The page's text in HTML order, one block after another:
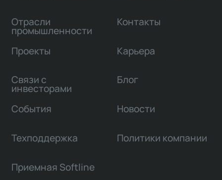
Отрасли
промышленности
Проекты
Связи с
инвесторами
Контакты
Карьера
Блог
События Новости
Техподдержка Политики компании
Приемная Softline